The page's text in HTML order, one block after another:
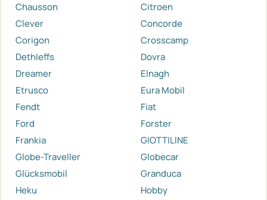
Chausson
Citroen
Clever
Concorde
Corigon
Crosscamp
Dethleffs
Dovra
Dreamer
Elnagh
Etrusco
Eura Mobil
Fendt
Fiat
Ford
Forster
Frankia
GIOTTILINE
Globe-Traveller
Globecar
Glücksmobil
Granduca
Heku
Hobby